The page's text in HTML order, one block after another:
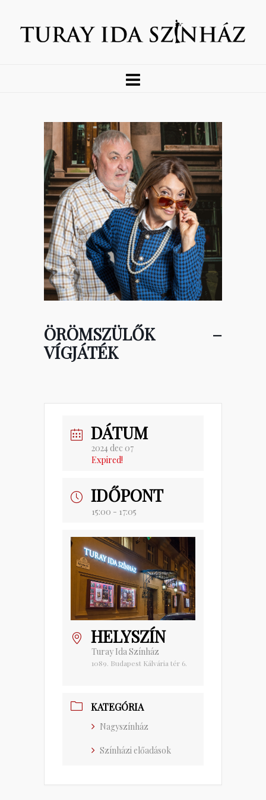
ÖRÖMSZÜLŐK –
VÍGJÁTÉK
DÁTUM
2024 dec 07
Expired!
IDŐPONT
15:00 - 17:05
HELYSZÍN
Turay Ida Színház
1089. Budapest Kálvária tér 6.
KATEGÓRIA
Nagyszínház
Színházi előadások